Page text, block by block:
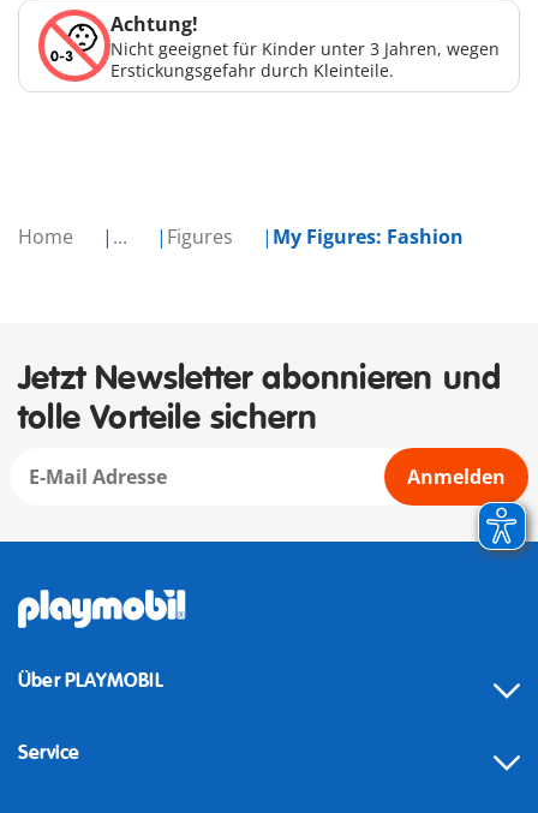
Home ... Figures My Figures: Fashion
Achtung!
Nicht geeignet für Kinder unter 3 Jahren, wegen
Erstickungsgefahr durch Kleinteile.
Jetzt Newsletter abonnieren und
tolle Vorteile sichern
Anmelden
Über PLAYMOBIL
Service